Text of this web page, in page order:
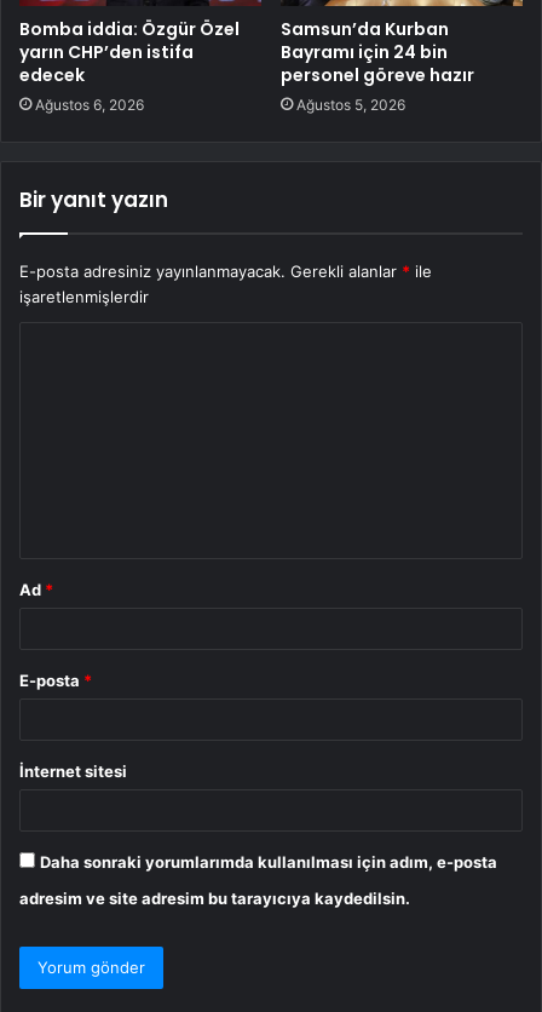
Bomba iddia: Özgür Özel
yarın CHP’den istifa
edecek
Ağustos 6, 2026
Samsun’da Kurban
Bayramı için 24 bin
personel göreve hazır
Ağustos 5, 2026
Bir yanıt yazın
E-posta adresiniz yayınlanmayacak. Gerekli alanlar * ile
işaretlenmişlerdir
Ad *
E-posta *
İnternet sitesi
Daha sonraki yorumlarımda kullanılması için adım, e-posta
adresim ve site adresim bu tarayıcıya kaydedilsin.